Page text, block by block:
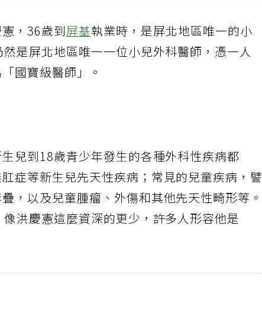
，36歲到屏基執業時，是屏北地區唯一的小
是屏北地區唯一一位小兒外科醫師，憑一人
國寶級醫師」。
兒到18歲青少年發生的各種外科性疾病都
症等新生兒先天性疾病；常見的兒童疾病，譬
，以及兒童腫瘤、外傷和其他先天性畸形等。
洪慶憲這麼資深的更少，許多人形容他是